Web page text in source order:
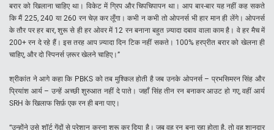
बरार को खिलाना चाहिए था। विकेट में ग्रिप और चिपचिपापन था। आप बार-बार यह नहीं कह सकते
कि मैं 225, 240 या 260 रन चेज़ कर लूँगा। कभी न कभी तो ओपनर्स भी हार मान ही लेंगे। ओपनर्स
के तौर पर हर बार, शुरू से ही हर ओवर में 12 रन बनाना बहुत ज़्यादा दबाव वाला काम है। वे हर मैच में
200+ रन दे रहे हैं। इस तरह आप ज़्यादा दिन टिक नहीं सकते। 100% हरप्रीत बरार को खेलना ही
चाहिए, और दो स्पिनर्स ज़रूर खेलने चाहिए।”
श्रीकांत ने आगे कहा कि PBKS को तब मुश्किल होती है जब उनके ओपनर्स – प्रभसिमरन सिंह और
प्रियांश आर्य – उन्हें अच्छी शुरुआत नहीं दे पाते। जहाँ सिंह तीन रन बनाकर आउट हो गए, वहीं आर्य
SRH के खिलाफ सिर्फ़ एक रन ही बना पाए।
“उन्होंने उसे शॉर्ट गेंदों से परेशान करना शुरू कर दिया है। जब वह रन बना रहा होता है, तो वह शानदार